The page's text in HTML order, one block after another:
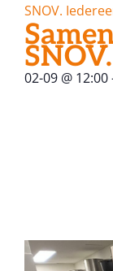
SNOV.
SNOV.
02-09 @ 12:00